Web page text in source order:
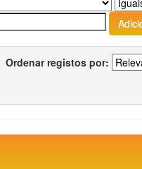
Ordenar registos por: